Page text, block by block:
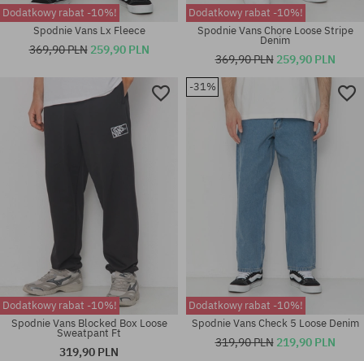
Dostępne rozmiary:
28; 30; 32; 33; 34; 36
Dostępne rozmiary:
31X32; 33X32
Dodatkowy rabat -10%!
Spodnie Vans Lx Fleece
369,90 PLN 259,90 PLN
Dodatkowy rabat -10%!
Spodnie Vans Chore Loose Stripe
Denim
369,90 PLN 259,90 PLN
Dodatkowy rabat -10%!
Spodnie Vans Blocked Box Loose
Sweatpant Ft
319,90 PLN
-31%
Dodatkowy rabat -10%!
Spodnie Vans Check 5 Loose Denim
319,90 PLN 219,90 PLN